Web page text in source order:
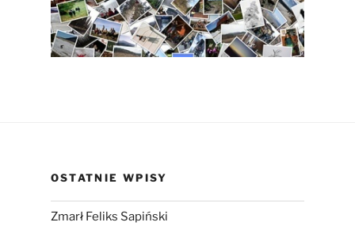
OSTATNIE WPISY
Zmarł Feliks Sapiński